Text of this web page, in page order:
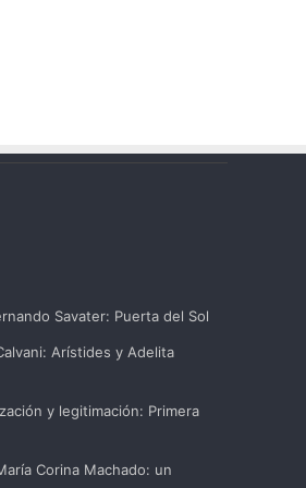
Savater: Puerta del Sol
Arístides y Adelita
y legitimación: Primera
Corina Machado: un